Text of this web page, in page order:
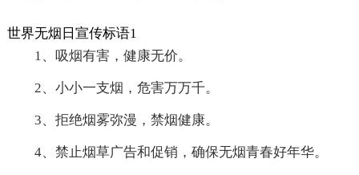
世界无烟日宣传标语1
1、吸烟有害，健康无价。
2、小小一支烟，危害万万千。
3、拒绝烟雾弥漫，禁烟健康。
4、禁止烟草广告和促销，确保无烟青春好年华。